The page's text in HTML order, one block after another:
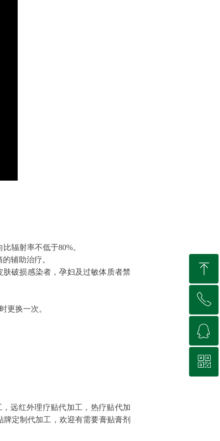
辐射率不低于80%。
辅助治疗。
破损感染者，孕妇及过敏体质者禁
更换一次。
远红外理疗贴代加工，热疗贴代加
定制代加工，欢迎有需要膏贴膏剂
ꁸ
回到顶部
ꂅ
15966617905
ꁗ
QQ客服
ꀥ